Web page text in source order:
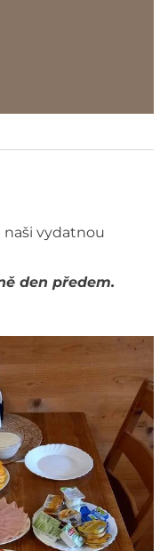
naši vydatnou
den předem.